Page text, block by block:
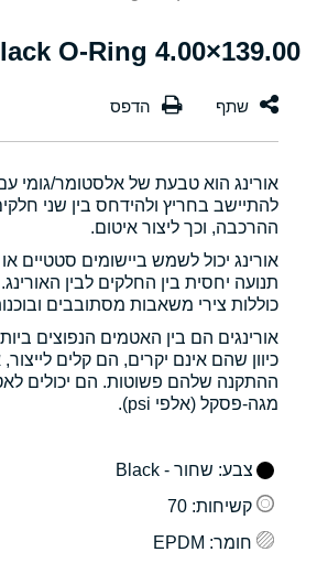
139.00×4.00 EPDM 70 Black O-Ring
אורינג הוא טבעת של אלסטומר/גומי
להתיישב בחריץ ולהידחס בין שני
ההרכבה, וכך ליצור איטום.
אורינג יכול לשמש ביישומים סטטיים
תנועה יחסית בין החלקים לבין
כוללות צירי משאבות מסתובבים
אורינגים הם בין האטמים הנפוצים
כיוון שהם אינם יקרים, הם קלים
ההתקנה שלהם פשוטות. הם יכולים
מגה-פסקל (אלפי psi).
צבע: שחור - Black
קשיחות: 70
חומר: EPDM